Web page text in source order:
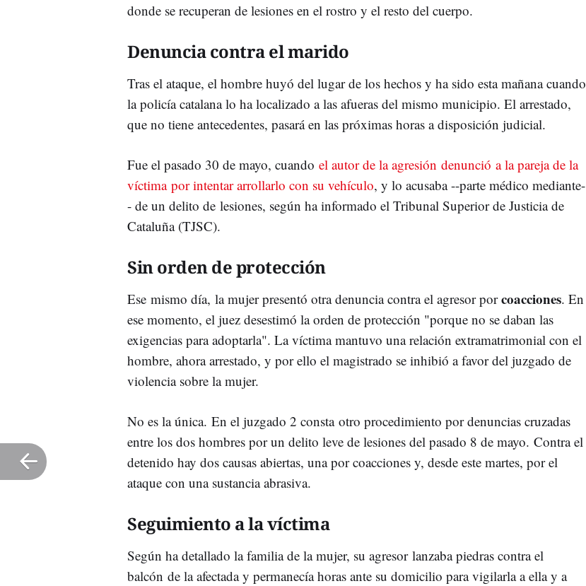
donde se recuperan de lesiones en el rostro y el resto del cuerpo.
Denuncia contra el marido
Tras el ataque, el hombre huyó del lugar de los hechos y ha sido esta mañana cuando
la policía catalana lo ha localizado a las afueras del mismo municipio. El arrestado,
que no tiene antecedentes, pasará en las próximas horas a disposición judicial.
Fue el pasado 30 de mayo, cuando el autor de la agresión denunció a la pareja de la
víctima por intentar arrollarlo con su vehículo, y lo acusaba --parte médico mediante-
- de un delito de lesiones, según ha informado el Tribunal Superior de Justicia de
Cataluña (TJSC).
Sin orden de protección
Ese mismo día, la mujer presentó otra denuncia contra el agresor porcoacciones. En
ese momento, el juez desestimó la orden de protección "porque no se daban las
exigencias para adoptarla". La víctima mantuvo una relación extramatrimonial con el
hombre, ahora arrestado, y por ello el magistrado se inhibió a favor del juzgado de
violencia sobre la mujer.
No es la única. En el juzgado 2 consta otro procedimiento por denuncias cruzadas
entre los dos hombres por un delito leve de lesiones del pasado 8 de mayo. Contra el
detenido hay dos causas abiertas, una por coacciones y, desde este martes, por el
ataque con una sustancia abrasiva.
Seguimiento a la víctima
Según ha detallado la familia de la mujer, su agresor lanzaba piedras contra el
balcón de la afectada y permanecía horas ante su domicilio para vigilarla a ella y a